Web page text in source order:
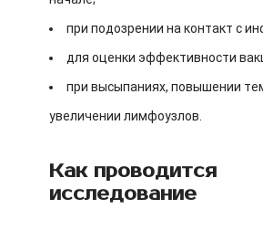
при подозрении на контакт с
для оценки эффективности
при высыпаниях, повышении
увеличении лимфоузлов.
Как проводится
исследование